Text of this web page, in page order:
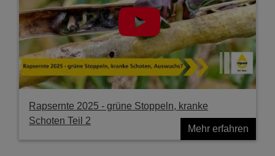
Rapsernte 2025 - grüne Stoppeln, kranke
Schoten Teil 2
Mehr erfahren